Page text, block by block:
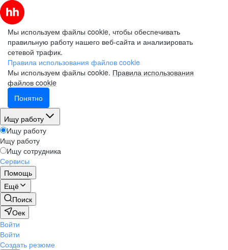
Мы используем файлы cookie, чтобы обеспечивать
правильную работу нашего веб-сайта и анализировать
сетевой трафик.
Правила использования файлов cookie
Мы используем файлы cookie. Правила использования
файлов cookie
Понятно
Ищу работу
Ищу работу
Ищу работу
Ищу сотрудника
Сервисы
Помощь
Ещё
Поиск
Оек
Войти
Войти
Создать резюме